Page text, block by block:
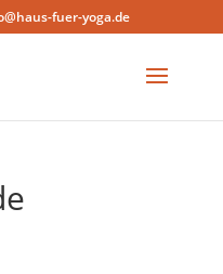
fuer-yoga.de